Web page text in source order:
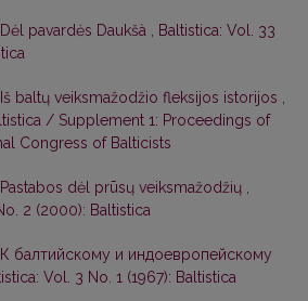
Dėl pavardės Daukšà , Baltistica: Vol. 33
Iš baltų veiksmažodžio fleksijos istorijos ,
/ Supplement 1: Proceedings of
Congress of Balticists
Pastabos dėl prūsų veiksmažodžių ,
2 (2000): Baltistica
К балтийскому и индоевропейскому
Vol. 3 No. 1 (1967): Baltistica